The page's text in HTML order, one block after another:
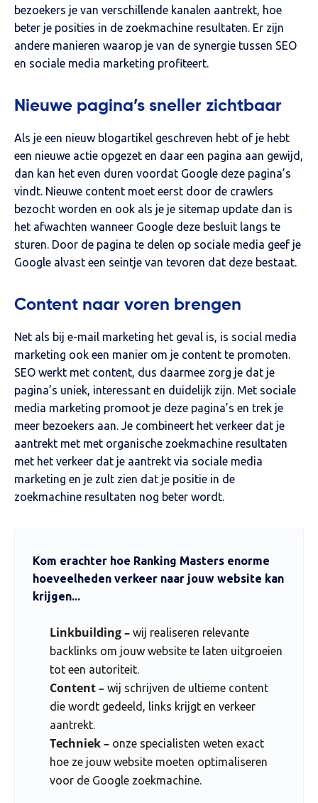
bezoekers je van verschillende kanalen aantrekt, hoe
beter je posities in de zoekmachine resultaten. Er zijn
andere manieren waarop je van de synergie tussen SEO
en sociale media marketing profiteert.
Nieuwe pagina’s sneller zichtbaar
Als je een nieuw blogartikel geschreven hebt of je hebt
een nieuwe actie opgezet en daar een pagina aan gewijd,
dan kan het even duren voordat Google deze pagina’s
vindt. Nieuwe content moet eerst door de crawlers
bezocht worden en ook als je je sitemap update dan is
het afwachten wanneer Google deze besluit langs te
sturen. Door de pagina te delen op sociale media geef je
Google alvast een seintje van tevoren dat deze bestaat.
Content naar voren brengen
Net als bij e-mail marketing het geval is, is social media
marketing ook een manier om je content te promoten.
SEO werkt met content, dus daarmee zorg je dat je
pagina’s uniek, interessant en duidelijk zijn. Met sociale
media marketing promoot je deze pagina’s en trek je
meer bezoekers aan. Je combineert het verkeer dat je
aantrekt met met organische zoekmachine resultaten
met het verkeer dat je aantrekt via sociale media
marketing en je zult zien dat je positie in de
zoekmachine resultaten nog beter wordt.
Kom erachter hoe Ranking Masters enorme
hoeveelheden verkeer naar jouw website kan
krijgen...
Linkbuilding – wij realiseren relevante
backlinks om jouw website te laten uitgroeien
tot een autoriteit.
Content– wij schrijven de ultieme content
die wordt gedeeld, links krijgt en verkeer
aantrekt.
Techniek – onze specialisten weten exact
hoe ze jouw website moeten optimaliseren
voor de Google zoekmachine.